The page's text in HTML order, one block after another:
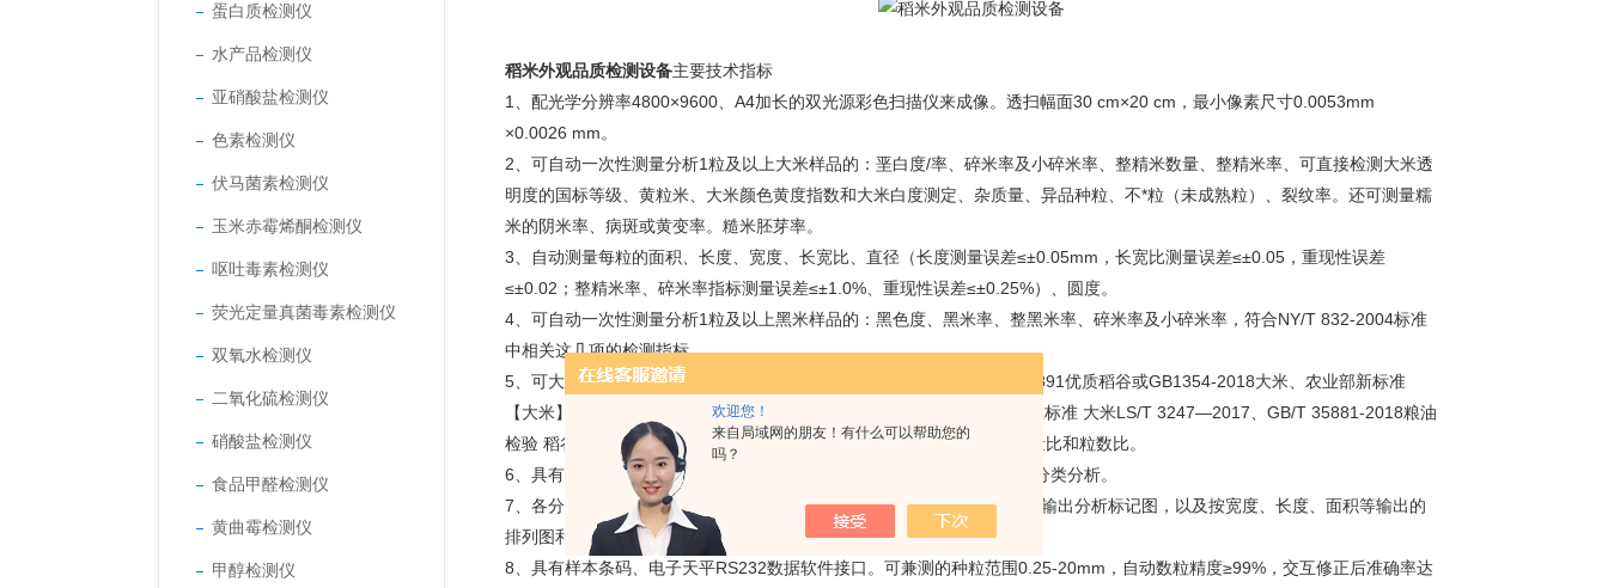
欢迎您！
来自局域网的朋友！有什么可以帮助您的
吗？
蛋白质检测仪
水产品检测仪
亚硝酸盐检测仪
色素检测仪
伏马菌素检测仪
玉米赤霉烯酮检测仪
呕吐毒素检测仪
荧光定量真菌毒素检测仪
双氧水检测仪
二氧化硫检测仪
硝酸盐检测仪
食品甲醛检测仪
黄曲霉检测仪
甲醇检测仪
稻米外观品质检测设备主要技术指标
1、配光学分辨率4800×9600、A4加长的双光源彩色扫描仪来成像。透扫幅面30 cm×20 cm，最小像素尺寸0.0053mm
×0.0026 mm。
2、可自动一次性测量分析1粒及以上大米样品的：垩白度/率、碎米率及小碎米率、整精米数量、整精米率、可直接检测大米透
明度的国标等级、黄粒米、大米颜色黄度指数和大米白度测定、杂质量、异品种粒、不*粒（未成熟粒）、裂纹率。还可测量糯
米的阴米率、病斑或黄变率。糙米胚芽率。
3、自动测量每粒的面积、长度、宽度、长宽比、直径（长度测量误差≤±0.05mm，长宽比测量误差≤±0.05，重现性误差
≤±0.02；整精米率、碎米率指标测量误差≤±1.0%、重现性误差≤±0.25%）、圆度。
4、可自动一次性测量分析1粒及以上黑米样品的：黑色度、黑米率、整黑米率、碎米率及小碎米率，符合NY/T 832-2004标准
中相关这几项的检测指标。
5、可大批量自动分析处理与输出结果。与国标GB/T1350稻谷、GB/T17891优质稻谷或GB1354-2018大米、农业部新标准
【大米】NY/T2334-2013、大米粒型分类判定LS/T6116-2016、粮食行业标准 大米LS/T 3247—2017、GB/T 35881-2018粮油
检验 稻谷黄粒米含量测定图像分析法等标准相对应，检测各项指标的质量比和粒数比。
6、具有自动学习与识别特性，可自动分割粘连的大米、种粒，可做自动分类分析。
7、各分析图像、分布图、结果数据可保存，分析结果输出至Excel表，可输出分析标记图，以及按宽度、长度、面积等输出的
排列图和测量图。
8、具有样本条码、电子天平RS232数据软件接口。可兼测的种粒范围0.25-20mm，自动数粒精度≥99%，交互修正后准确率达